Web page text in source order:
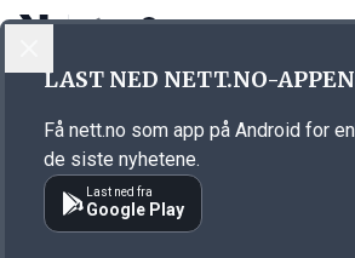
Kjøpsprosess
Logg inn eller opprett
Legg inn e-post, så ser vi om du
LAST NED NETT.NO-APPEN
Få nett.no som app på Android for
de siste nyhetene.
Last ned fra
Google Play